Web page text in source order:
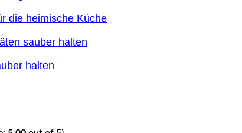
die heimische Küche
halten